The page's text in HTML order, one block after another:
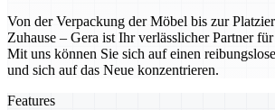
Von der Verpackung der Möbel bis zur
Zuhause – Gera ist Ihr verlässlicher Partner
Mit uns können Sie sich auf einen
und sich auf das Neue konzentrieren.
Features